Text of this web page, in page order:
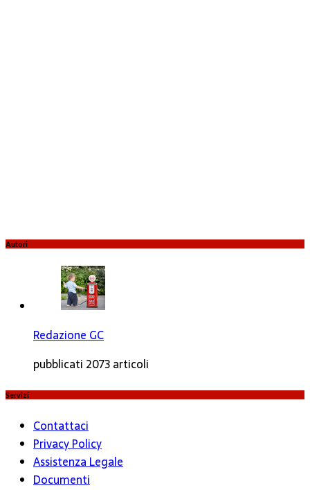
Autori
Redazione GC
pubblicati 2073 articoli
Servizi
Contattaci
Privacy Policy
Assistenza Legale
Documenti